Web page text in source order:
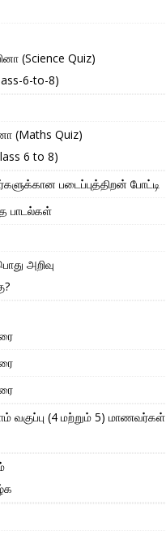
(Science Quiz)
6-to-8)
(Maths Quiz)
6 to 8)
படைப்புத்திறன் போட்டி
பாடல்கள்
அறிவு
வகுப்பு (4 மற்றும் 5) மாணவர்கள்